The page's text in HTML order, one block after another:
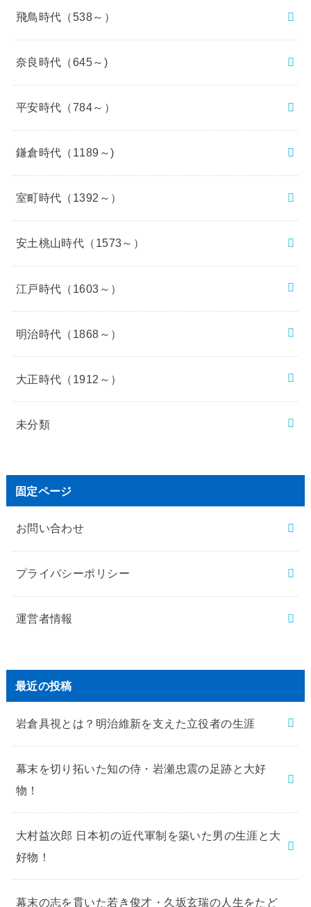
飛鳥時代（538～）
奈良時代（645～)
平安時代（784～）
鎌倉時代（1189～)
室町時代（1392～）
安土桃山時代（1573～）
江戸時代（1603～）
明治時代（1868～）
大正時代（1912～）
未分類
固定ページ
お問い合わせ
プライバシーポリシー
運営者情報
最近の投稿
岩倉具視とは？明治維新を支えた立役者の生涯
幕末を切り拓いた知の侍・岩瀬忠震の足跡と大好
物！
大村益次郎 日本初の近代軍制を築いた男の生涯と大
好物！
幕末の志を貫いた若き俊才・久坂玄瑞の人生をたど